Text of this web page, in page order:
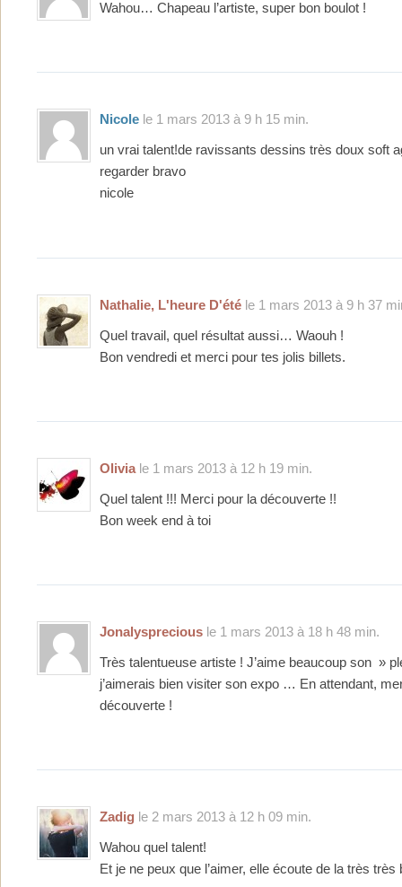
Wahou… Chapeau l’artiste, super bon boulot !
Nicole le 1 mars 2013 à 9 h 15 min.
un vrai talent!de ravissants dessins très doux soft
regarder bravo
nicole
Nathalie, L'heure D'été le 1 mars 2013 à 9 h 37
Quel travail, quel résultat aussi… Waouh !
Bon vendredi et merci pour tes jolis billets.
Oliviale 1 mars 2013 à 12 h 19 min.
Quel talent !!! Merci pour la découverte !!
Bon week end à toi
Jonalysprecious le 1 mars 2013 à 18 h 48 min.
Très talentueuse artiste ! J’aime beaucoup son »
j’aimerais bien visiter son expo … En attendant,
découverte !
Zadig le 2 mars 2013 à 12 h 09 min.
Wahou quel talent!
Et je ne peux que l’aimer, elle écoute de la très